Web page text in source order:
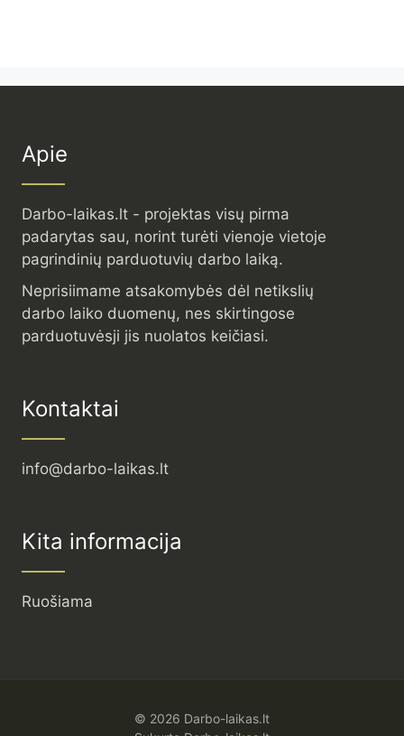
Apie
Darbo-laikas.lt - projektas visų pirma
padarytas sau, norint turėti vienoje vietoje
pagrindinių parduotuvių darbo laiką.
Neprisiimame atsakomybės dėl netikslių
darbo laiko duomenų, nes skirtingose
parduotuvėsji jis nuolatos keičiasi.
Kontaktai
info@darbo-laikas.lt
Kita informacija
Ruošiama
© 2026 Darbo-laikas.lt